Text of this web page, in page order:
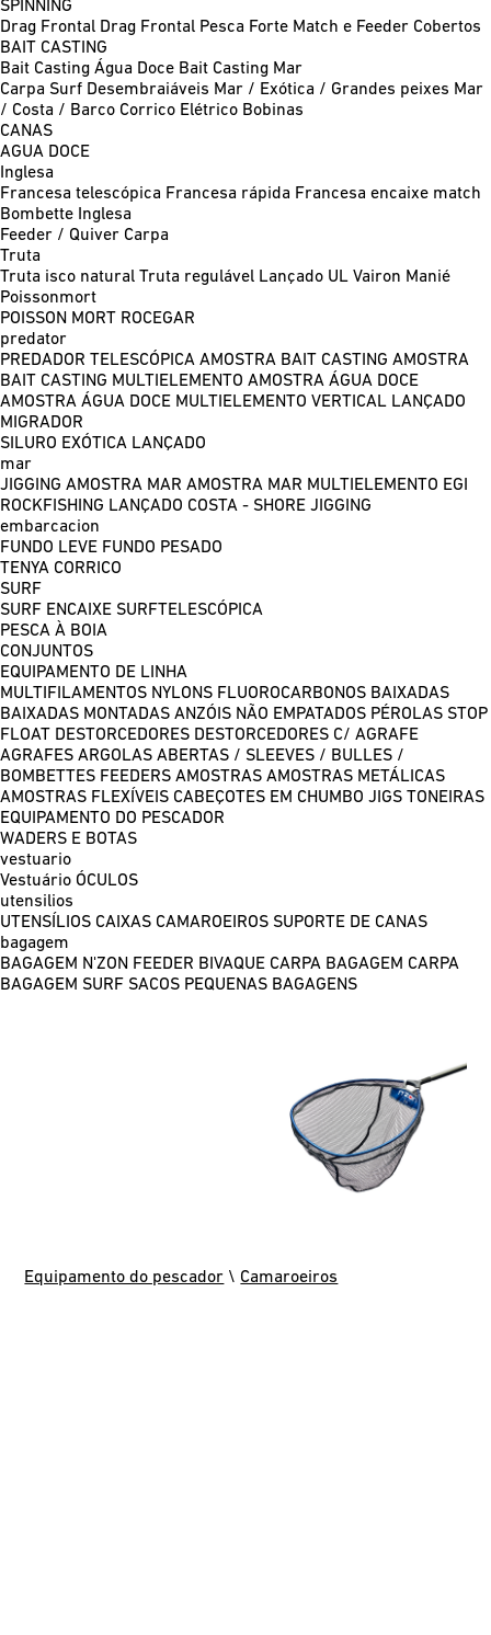
SPINNING
Drag Frontal Drag Frontal Pesca Forte Match e Feeder Cobertos
BAIT CASTING
Bait Casting Água Doce Bait Casting Mar
Carpa Surf Desembraiáveis Mar / Exótica / Grandes peixes Mar
/ Costa / Barco Corrico Elétrico Bobinas
CANAS
AGUA DOCE
Inglesa
Francesa telescópica Francesa rápida Francesa encaixe match
Bombette Inglesa
Feeder / Quiver Carpa
Truta
Truta isco natural Truta regulável Lançado UL Vairon Manié
Poissonmort
POISSON MORT ROCEGAR
predator
PREDADOR TELESCÓPICA AMOSTRA BAIT CASTING AMOSTRA
BAIT CASTING MULTIELEMENTO AMOSTRA ÁGUA DOCE
AMOSTRA ÁGUA DOCE MULTIELEMENTO VERTICAL LANÇADO
MIGRADOR
SILURO EXÓTICA LANÇADO
mar
JIGGING AMOSTRA MAR AMOSTRA MAR MULTIELEMENTO EGI
ROCKFISHING LANÇADO COSTA - SHORE JIGGING
embarcacion
FUNDO LEVE FUNDO PESADO
TENYA CORRICO
SURF
SURF ENCAIXE SURFTELESCÓPICA
PESCA À BOIA
CONJUNTOS
EQUIPAMENTO DE LINHA
MULTIFILAMENTOS NYLONS FLUOROCARBONOS BAIXADAS
BAIXADAS MONTADAS ANZÓIS NÃO EMPATADOS PÉROLAS STOP
FLOAT DESTORCEDORES DESTORCEDORES C/ AGRAFE
AGRAFES ARGOLAS ABERTAS / SLEEVES / BULLES /
BOMBETTES FEEDERS AMOSTRAS AMOSTRAS METÁLICAS
AMOSTRAS FLEXÍVEIS CABEÇOTES EM CHUMBO JIGS TONEIRAS
EQUIPAMENTO DO PESCADOR
WADERS E BOTAS
vestuario
Vestuário ÓCULOS
utensilios
UTENSÍLIOS CAIXAS CAMAROEIROS SUPORTE DE CANAS
bagagem
BAGAGEM N'ZON FEEDER BIVAQUE CARPA BAGAGEM CARPA
BAGAGEM SURF SACOS PEQUENAS BAGAGENS
Equipamento do pescador \ Camaroeiros